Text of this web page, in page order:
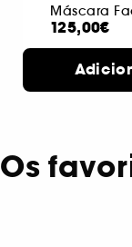
Máscara
125,00€
Os